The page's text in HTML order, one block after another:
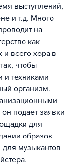
выступлений,
и т.д. Много
на
как
и всего хора в
чтобы
и техниками
организм.
подает заявки
для
образов
музыкантов